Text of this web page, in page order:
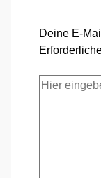
Deine E-
Hier